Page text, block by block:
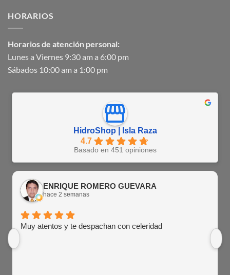
HORARIOS
Horarios de atención personal:
Lunes a Viernes 9:30 am a 6:00 pm
Sábados 10:00 am a 1:00 pm
HidroShop | Isla Raza
4.7
Basado en 451 opiniones
ENRIQUE ROMERO GUEVARA
hace 2 semanas
Muy atentos y te despachan con celeridad